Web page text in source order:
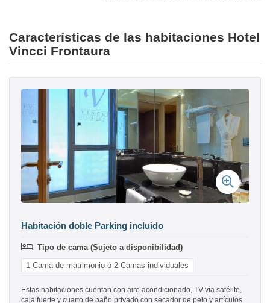
Características de las habitaciones Hotel
Vincci Frontaura
Habitación doble Parking incluido
Tipo de cama (Sujeto a disponibilidad)
1 Cama de matrimonio ó 2 Camas individuales
Estas habitaciones cuentan con aire acondicionado, TV vía satélite,
caja fuerte y cuarto de baño privado con secador de pelo y artículos